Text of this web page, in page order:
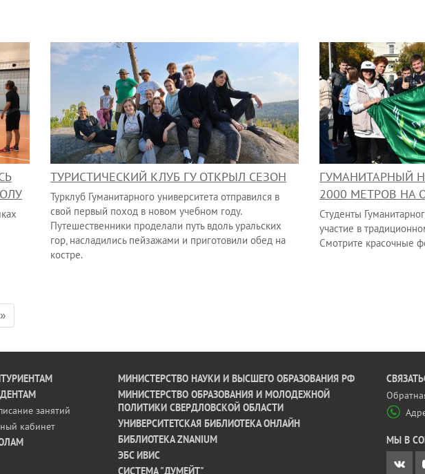
ТУРИСТИЧЕСКИЙ КЛУБ ГУ ОТКРЫЛ СЕЗОН
Турклуб Гуманитарного университета отправился в
свой первый поход в новом учебном году.
Путешественники проделали путь вдоль уральских
гор, насладились пейзажами и приготовили обед на
костре.
ГУМАНИТАРНЫЙ
2000 МЕТРОВ
Студенты
участие в
Смотрите красочные
»
занятий
кабинет
МИНИСТЕРСТВО НАУКИ И ВЫСШЕГО ОБРАЗОВАНИЯ РФ
МИНИСТЕРСТВО ОБРАЗОВАНИЯ И МОЛОДЕЖНОЙ
ПОЛИТИКИ СВЕРДЛОВСКОЙ ОБЛАСТИ
УНИВЕРСИТЕТСКАЯ БИБЛИОТЕКА ОНЛАЙН
БИБЛИОТЕКА ZNANIUM
ЭБС ИВИС
СИСТЕМА "ДУМЕЙТ"
МЫ В